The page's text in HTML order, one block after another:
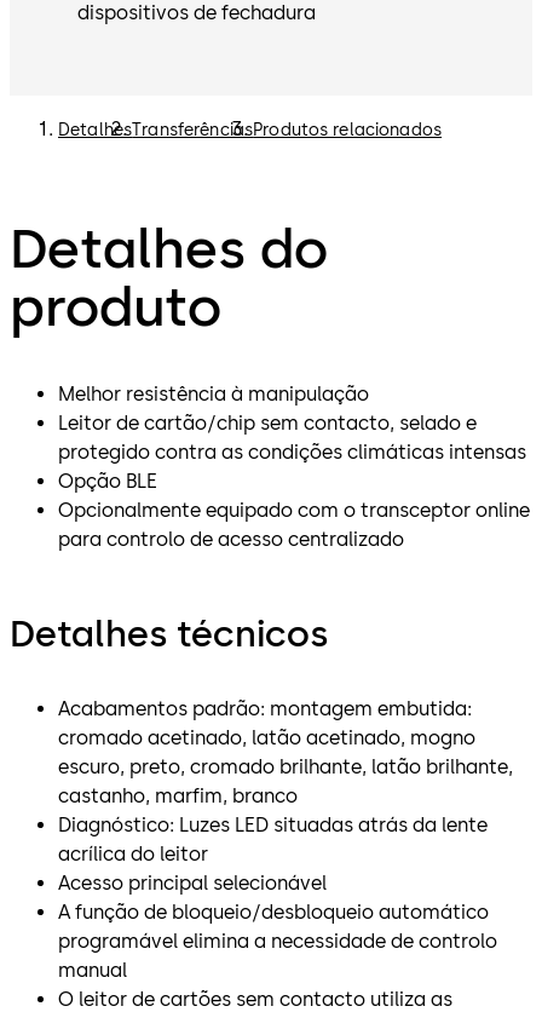
dispositivos de fechadura
DetalhesTransferênciasProdutos relacionados
Detalhes do
produto
Melhor resistência à manipulação
Leitor de cartão/chip sem contacto, selado e
protegido contra as condições climáticas intensas
Opção BLE
Opcionalmente equipado com o transceptor online
para controlo de acesso centralizado
Detalhes técnicos
Acabamentos padrão: montagem embutida:
cromado acetinado, latão acetinado, mogno
escuro, preto, cromado brilhante, latão brilhante,
castanho, marfim, branco
Diagnóstico: Luzes LED situadas atrás da lente
acrílica do leitor
Acesso principal selecionável
A função de bloqueio/desbloqueio automático
programável elimina a necessidade de controlo
manual
O leitor de cartões sem contacto utiliza as